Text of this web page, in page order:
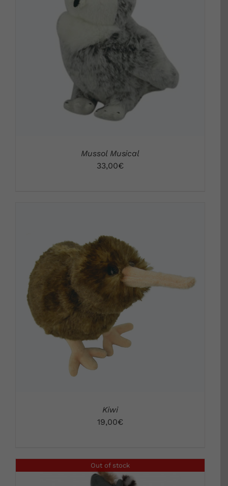
DETALLS
Mussol Musical
33,00€
Kiwi
19,00€
Out of stock